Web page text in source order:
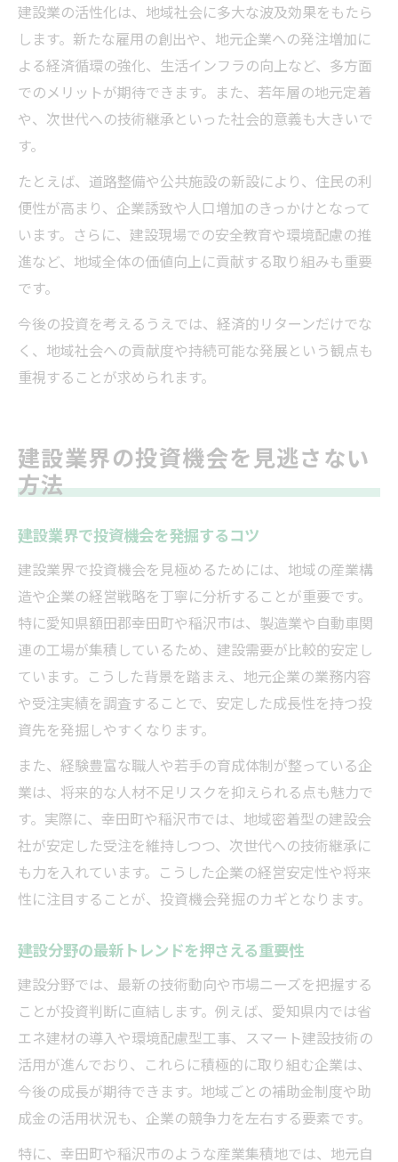
建設業の活性化は、地域社会に多大な波及効果をもたら
します。新たな雇用の創出や、地元企業への発注増加に
よる経済循環の強化、生活インフラの向上など、多方面
でのメリットが期待できます。また、若年層の地元定着
や、次世代への技術継承といった社会的意義も大きいで
す。
たとえば、道路整備や公共施設の新設により、住民の利
便性が高まり、企業誘致や人口増加のきっかけとなって
います。さらに、建設現場での安全教育や環境配慮の推
進など、地域全体の価値向上に貢献する取り組みも重要
です。
今後の投資を考えるうえでは、経済的リターンだけでな
く、地域社会への貢献度や持続可能な発展という観点も
重視することが求められます。
建設業界の投資機会を見逃さない
方法
建設業界で投資機会を発掘するコツ
建設業界で投資機会を見極めるためには、地域の産業構
造や企業の経営戦略を丁寧に分析することが重要です。
特に愛知県額田郡幸田町や稲沢市は、製造業や自動車関
連の工場が集積しているため、建設需要が比較的安定し
ています。こうした背景を踏まえ、地元企業の業務内容
や受注実績を調査することで、安定した成長性を持つ投
資先を発掘しやすくなります。
また、経験豊富な職人や若手の育成体制が整っている企
業は、将来的な人材不足リスクを抑えられる点も魅力で
す。実際に、幸田町や稲沢市では、地域密着型の建設会
社が安定した受注を維持しつつ、次世代への技術継承に
も力を入れています。こうした企業の経営安定性や将来
性に注目することが、投資機会発掘のカギとなります。
建設分野の最新トレンドを押さえる重要性
建設分野では、最新の技術動向や市場ニーズを把握する
ことが投資判断に直結します。例えば、愛知県内では省
エネ建材の導入や環境配慮型工事、スマート建設技術の
活用が進んでおり、これらに積極的に取り組む企業は、
今後の成長が期待できます。地域ごとの補助金制度や助
成金の活用状況も、企業の競争力を左右する要素です。
特に、幸田町や稲沢市のような産業集積地では、地元自